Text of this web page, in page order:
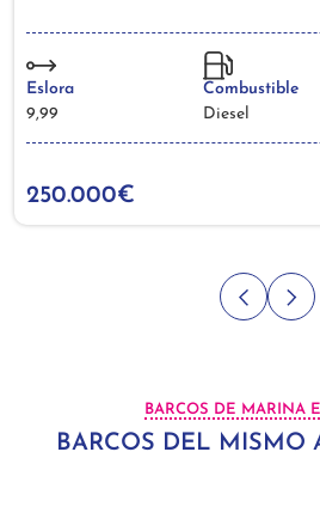
Eslora
9,99
Combustible
Diesel
250.000€
BARCOS DE MARINA
BARCOS DEL MISMO